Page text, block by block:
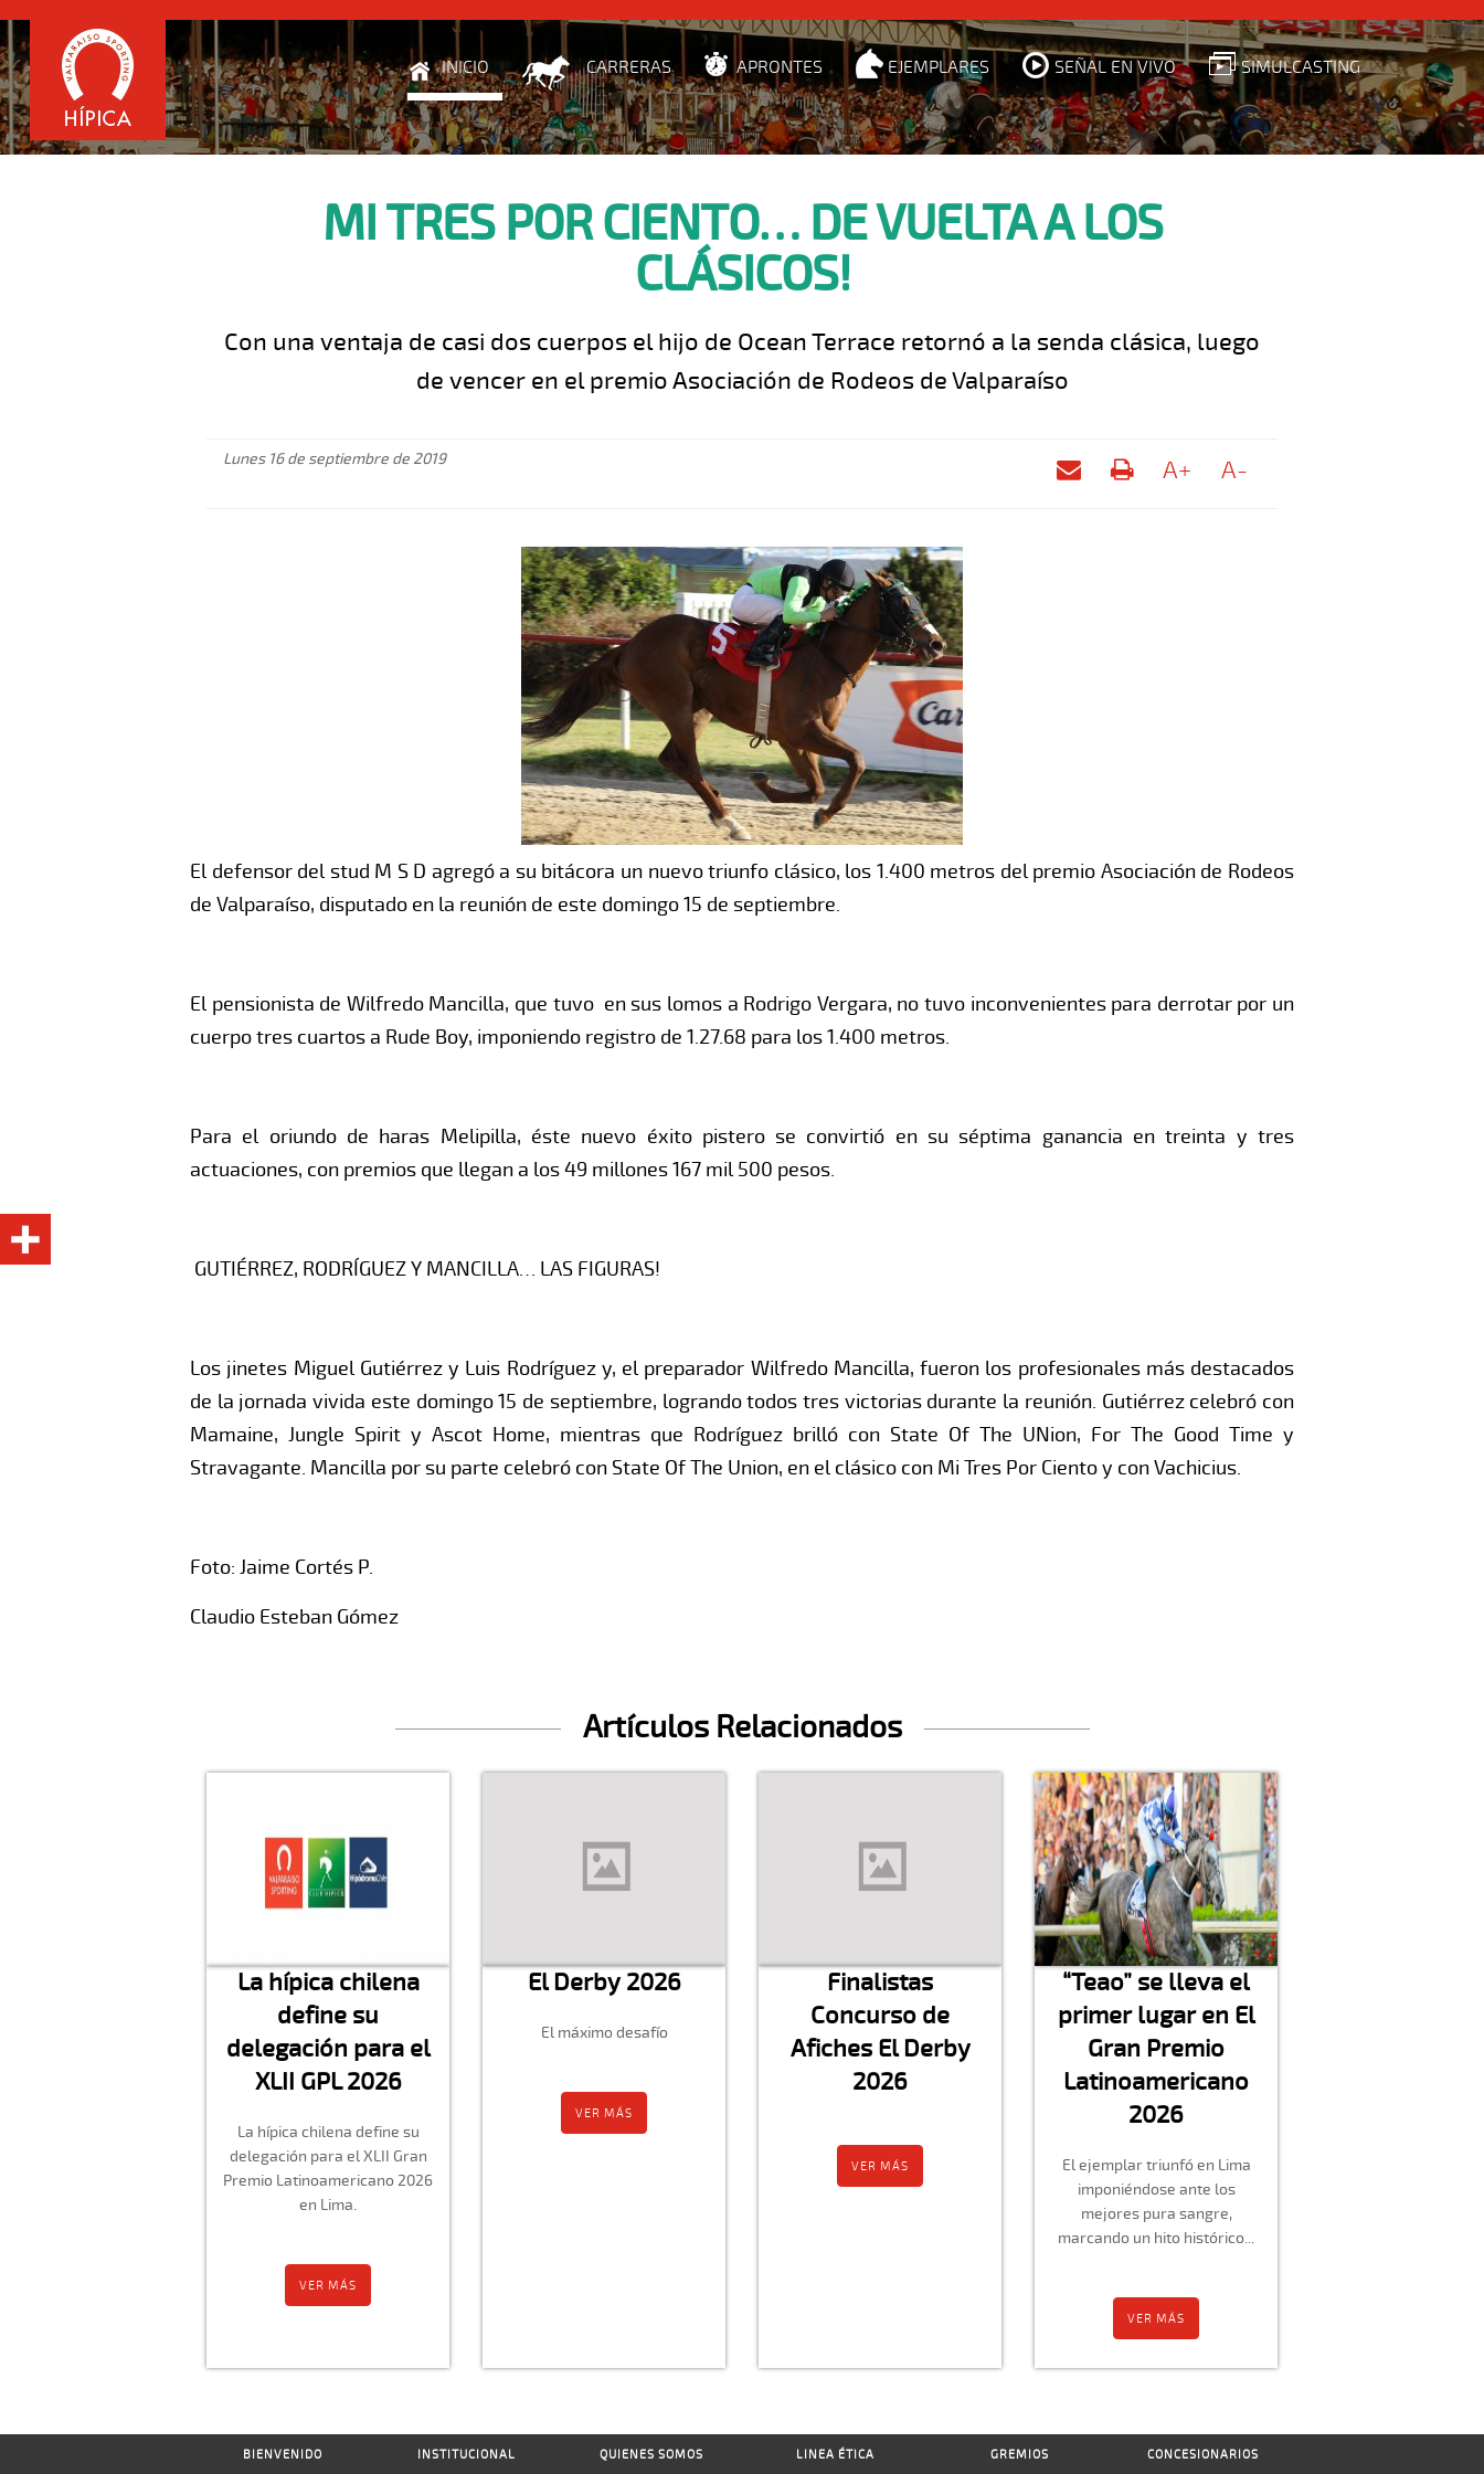
INICIO CARRERAS APRONTES EJEMPLARES SEÑAL EN VIVO SIMULCASTING
MI TRES POR CIENTO… DE VUELTA A LOS
CLÁSICOS!
Con una ventaja de casi dos cuerpos el hijo de Ocean Terrace retornó a la senda clásica, luego
de vencer en el premio Asociación de Rodeos de Valparaíso
Lunes 16 de septiembre de 2019 A+ A-
El defensor del stud M S D agregó a su bitácora un nuevo triunfo clásico, los 1.400 metros del premio Asociación de Rodeos
de Valparaíso, disputado en la reunión de este domingo 15 de septiembre.
El pensionista de Wilfredo Mancilla, que tuvo en sus lomos a Rodrigo Vergara, no tuvo inconvenientes para derrotar por un
cuerpo tres cuartos a Rude Boy, imponiendo registro de 1.27.68 para los 1.400 metros.
Para el oriundo de haras Melipilla, éste nuevo éxito pistero se convirtió en su séptima ganancia en treinta y tres
actuaciones, con premios que llegan a los 49 millones 167 mil 500 pesos.
GUTIÉRREZ, RODRÍGUEZ Y MANCILLA… LAS FIGURAS!
Los jinetes Miguel Gutiérrez y Luis Rodríguez y, el preparador Wilfredo Mancilla, fueron los profesionales más destacados
de la jornada vivida este domingo 15 de septiembre, logrando todos tres victorias durante la reunión. Gutiérrez celebró con
Mamaine, Jungle Spirit y Ascot Home, mientras que Rodríguez brilló con State Of The UNion, For The Good Time y
Stravagante. Mancilla por su parte celebró con State Of The Union, en el clásico con Mi Tres Por Ciento y con Vachicius.
Foto: Jaime Cortés P.
Claudio Esteban Gómez
Artículos Relacionados
La hípica chilena
define su
delegación para el
XLII GPL 2026
La hípica chilena define su
delegación para el XLII Gran
Premio Latinoamericano 2026
en Lima.
VER MÁS
El Derby 2026
El máximo desafío
VER MÁS
Finalistas
Concurso de
Afiches El Derby
2026
VER MÁS
“Teao” se lleva el
primer lugar en El
Gran Premio
Latinoamericano
2026
El ejemplar triunfó en Lima
imponiéndose ante los
mejores pura sangre,
marcando un hito histórico...
VER MÁS
BIENVENIDO INSTITUCIONAL QUIENES SOMOS LINEA ÉTICA GREMIOS CONCESIONARIOS